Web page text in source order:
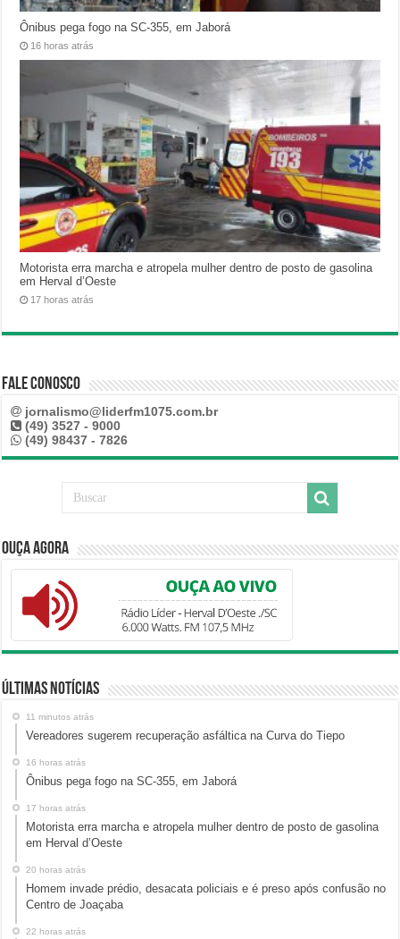
Ônibus pega fogo na SC-355, em Jaborá
16 horas atrás
Motorista erra marcha e atropela mulher dentro de posto de gasolina
em Herval d’Oeste
17 horas atrás
Fale Conosco
jornalismo@liderfm1075.com.br
(49) 3527 - 9000
(49) 98437 - 7826
Ouça Agora
Últimas Notícias
11 minutos atrás
Vereadores sugerem recuperação asfáltica na Curva do Tiepo
16 horas atrás
Ônibus pega fogo na SC-355, em Jaborá
17 horas atrás
Motorista erra marcha e atropela mulher dentro de posto de gasolina
em Herval d’Oeste
20 horas atrás
Homem invade prédio, desacata policiais e é preso após confusão no
Centro de Joaçaba
22 horas atrás